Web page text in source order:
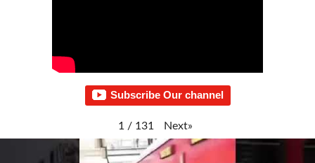
Subscribe Our channel
1 / 131 Next»